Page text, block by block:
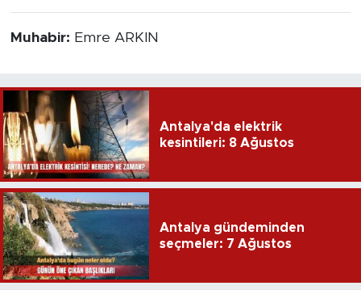
Muhabir: Emre ARKIN
Antalya'da elektrik
kesintileri: 8 Ağustos
Antalya gündeminden
seçmeler: 7 Ağustos